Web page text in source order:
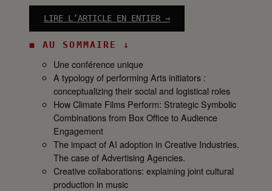
LIRE L’ARTICLE EN ENTIER →
:
A
C
R
i
2
0
2
◼ AU SOMMAIRE ↓
Une conférence unique
A typology of performing Arts initiators :
conceptualizing their social and logistical roles
How Climate Films Perform: Strategic Symbolic
Combinations from Box Office to Audience
Engagement
The impact of AI adoption in Creative Industries.
The case of Advertising Agencies.
Creative collaborations: explaining joint cultural
production in music